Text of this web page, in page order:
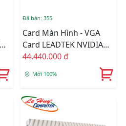
Đã bán: 355
Card Màn Hình - VGA
Card LEADTEK NVIDIA
Quadro RTX A4500 20GB
44.440.000 đ
Mới 100%